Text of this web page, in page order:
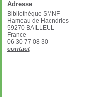
Adresse
Bibliothèque SMNF
Hameau de Haendries
59270 BAILLEUL
France
06 30 77 08 30
contact